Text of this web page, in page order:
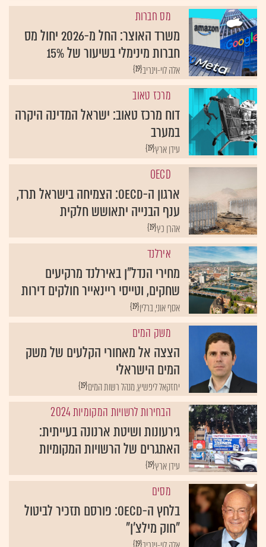
מס חברות
משרד האוצר: החל מ-2026 יחול מס
חברות מינימלי בשיעור של 15%
{19}אלה לוי-וינריב
מרכז טאוב
דוח מרכז טאוב: ישראל המדינה היקרה
במערב
{19}עידן ארץ
OECD
ארגון ה-OECD: הצמיחה בישראל תרד,
ענף הבנייה יתאושש חלקית
{19}אהרן כץ
אירלנד
מחירי הנדל"ן באירלנד מרקיעים
שחקים, וטייסי ריינאייר חולקים דירות
{19}אסף אוני, ברלין
משק המים
הצצה אל מאחורי הקלעים של משק
המים הישראלי
{19}יחזקאל ליפשיץ, מנהל רשות המים
הבחירות לרשויות המקומיות 2024
גירעונות ושיטת ארנונה בעייתית:
האתגרים של הרשויות המקומיות
{19}עידן ארץ
מסים
בלחץ ה-OECD: פורסם תזכיר לביטול
"חוק מילצ'ן"
{19}